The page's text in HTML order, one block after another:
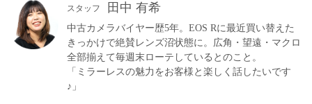
スタッフ 田中 有希
中古カメラバイヤー歴5年。EOS Rに最近買い替えた
きっかけで絶賛レンズ沼状態に。広角・望遠・マクロ
全部揃えて毎週末ローテしているとのこと。
「ミラーレスの魅力をお客様と楽しく話したいです
♪」